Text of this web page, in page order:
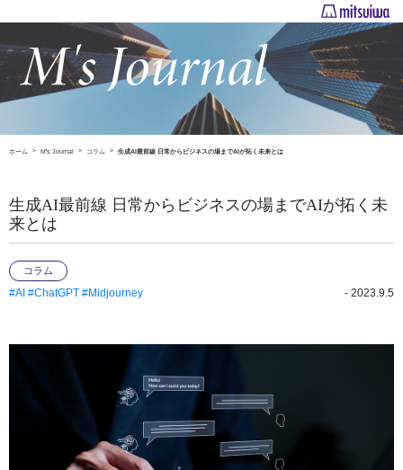
ホーム M's Journal コラム 生成AI最前線 日常からビジネスの場までAIが拓く未来とは
生成AI最前線 日常からビジネスの場までAIが拓く未
来とは
コラム
#AI #ChatGPT #Midjourney - 2023.9.5